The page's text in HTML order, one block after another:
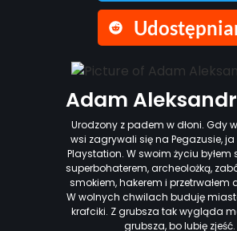
Adam
Urodzony z padem w dłoni. Gdy
wsi zagrywali się na Pegazusie, ja
Playstation. W swoim życiu byłem
superbohaterem, archeolożką,
smokiem, hakerem i przetrwałem
W wolnych chwilach buduję
krafciki. Z grubsza tak wygląda
grubsza, bo lubię zjeść.